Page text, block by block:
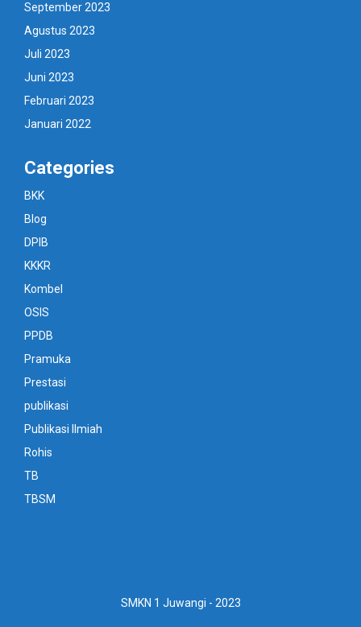
September 2023
Agustus 2023
Juli 2023
Juni 2023
Februari 2023
Januari 2022
Categories
BKK
Blog
DPIB
KKKR
Kombel
OSIS
PPDB
Pramuka
Prestasi
publikasi
Publikasi Ilmiah
Rohis
TB
TBSM
SMKN 1 Juwangi - 2023